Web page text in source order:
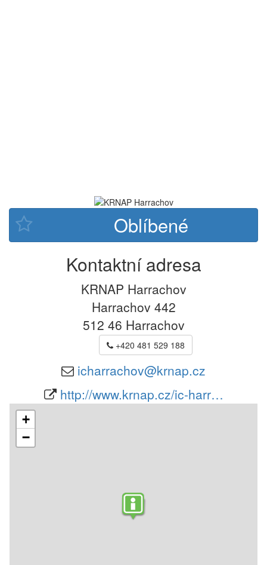
Kontaktní adresa
KRNAP Harrachov
Harrachov 442
512 46 Harrachov
+420 481 529 188
icharrachov@krnap.cz
http://www.krnap.cz/ic-harr…
+
−